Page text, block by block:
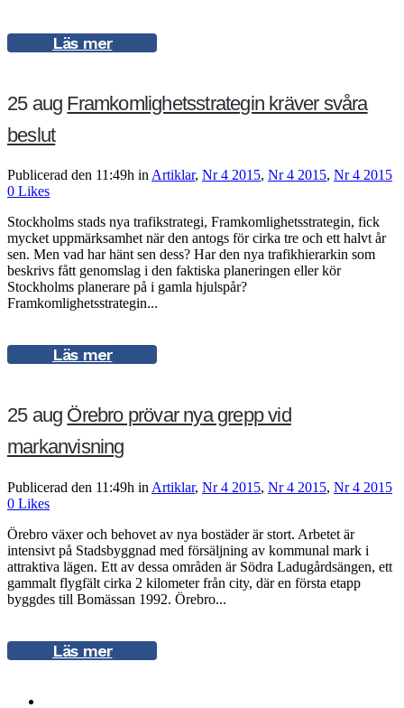
Läs mer
25 aug Framkomlighetsstrategin kräver svåra
beslut
Publicerad den 11:49h in Artiklar, Nr 4 2015, Nr 4 2015, Nr 4 2015
0 Likes
Stockholms stads nya trafikstrategi, Framkomlighetsstrategin, fick
mycket uppmärksamhet när den antogs för cirka tre och ett halvt år
sen. Men vad har hänt sen dess? Har den nya trafikhierarkin som
beskrivs fått genomslag i den faktiska planeringen eller kör
Stockholms planerare på i gamla hjulspår?
Framkomlighetsstrategin...
Läs mer
25 aug Örebro prövar nya grepp vid
markanvisning
Publicerad den 11:49h in Artiklar, Nr 4 2015, Nr 4 2015, Nr 4 2015
0 Likes
Örebro växer och behovet av nya bostäder är stort. Arbetet är
intensivt på Stadsbyggnad med försäljning av kommunal mark i
attraktiva lägen. Ett av dessa områden är Södra Ladugårdsängen, ett
gammalt flygfält cirka 2 kilometer från city, där en första etapp
byggdes till Bomässan 1992. Örebro...
Läs mer